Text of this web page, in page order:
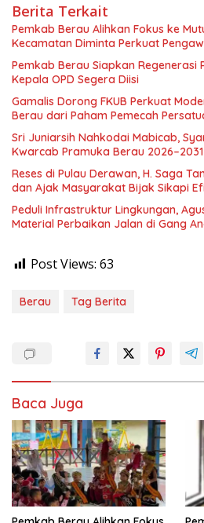
Berita Terkait
Pemkab Berau Alihkan Fokus ke
Kecamatan Diminta Perkuat
Pemkab Berau Siapkan Regenerasi
Kepala OPD Segera Diisi
Gamalis Dorong FKUB Perkuat
Berau dari Paham Pemecah
Sri Juniarsih Nahkodai Mabicab,
Kwarcab Pramuka Berau 2026–2031
Reses di Pulau Derawan, H. Saga
dan Ajak Masyarakat Bijak Sikapi
Peduli Infrastruktur Lingkungan,
Material Perbaikan Jalan di Gang
Post Views: 63
Berau Tag Berita
Baca Juga